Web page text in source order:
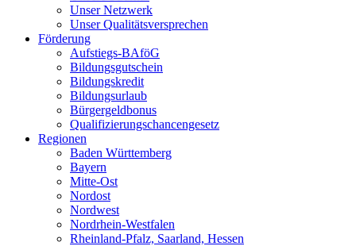
Unser Netzwerk
Unser Qualitätsversprechen
Förderung
Aufstiegs-BAföG
Bildungsgutschein
Bildungskredit
Bildungsurlaub
Bürgergeldbonus
Qualifizierungschancengesetz
Regionen
Baden Württemberg
Bayern
Mitte-Ost
Nordost
Nordwest
Nordrhein-Westfalen
Rheinland-Pfalz, Saarland, Hessen